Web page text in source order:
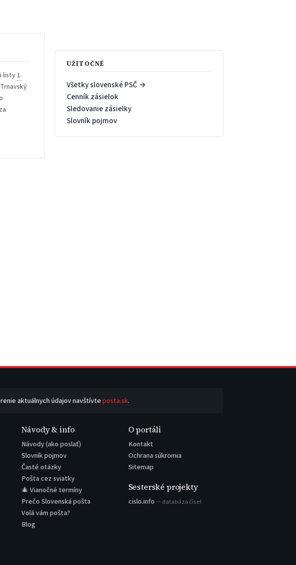
listy 1.
UŽITOČNÉ
Všetky slovenské PSČ →
Cenník zásielok
Sledovanie zásielky
Slovník pojmov
aktuálnych údajov navštívteposta.sk.
Návody & info
Návody (ako poslať)
Slovník pojmov
Časté otázky
Pošta cez sviatky
🎄 Vianočné termíny
Prečo Slovenská pošta
Volá vám pošta?
Blog
O portáli
Kontakt
Ochrana súkromia
Sitemap
Sesterské projekty
cislo.info — databáza čísel